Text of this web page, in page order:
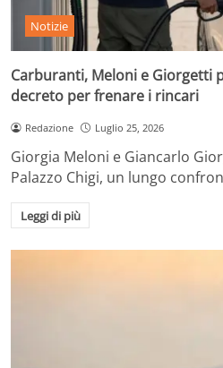
Notizie
Carburanti, Meloni e Giorgetti
decreto per frenare i rincari
Redazione Luglio 25, 2026
Giorgia Meloni e Giancarlo
Palazzo Chigi, un lungo
Leggi di più